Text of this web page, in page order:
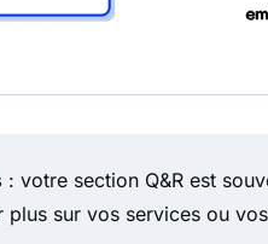
: votre section Q&R est
sur vos services ou